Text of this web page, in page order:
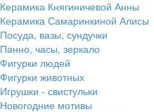
Керамика Княгиничевой Анны
Керамика Самаринкиной Алисы
Посуда, вазы, сундучки
Панно, часы, зеркало
Фигурки людей
Фигурки животных
Игрушки - свистульки
Новогодние мотивы